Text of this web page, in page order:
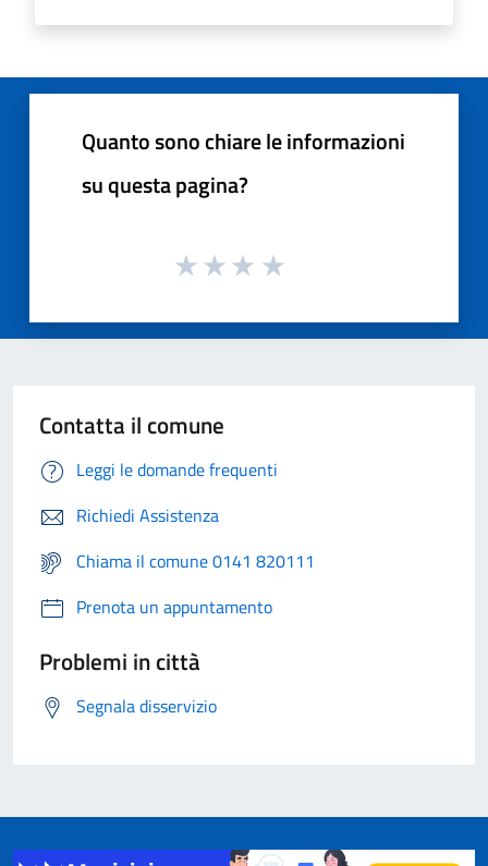
Quanto sono chiare le informazioni
su questa pagina?
Contatta il comune
Leggi le domande frequenti
Richiedi Assistenza
Chiama il comune 0141 820111
Prenota un appuntamento
Problemi in città
Segnala disservizio